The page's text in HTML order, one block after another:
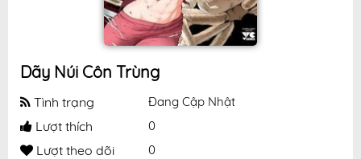
Dãy Núi Côn Trùng
Tình trạng Đang Cập Nhật
Lượt thích 0
Lượt theo dõi 0